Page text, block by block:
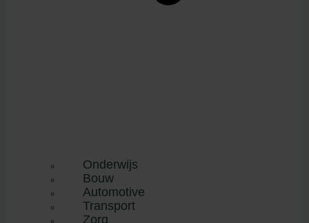
Onderwijs
Bouw
Automotive
Transport
Zorg